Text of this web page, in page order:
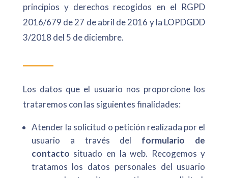
principios y derechos recogidos en el RGPD
2016/679 de 27 de abril de 2016 y la LOPDGDD
3/2018 del 5 de diciembre.
Los datos que el usuario nos proporcione los
trataremos con las siguientes finalidades:
Atender la solicitud o petición realizada por el
usuario a través del formulario de
contacto situado en la web. Recogemos y
tratamos los datos personales del usuario